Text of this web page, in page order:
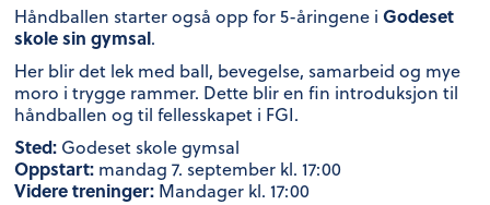
Håndballen starter også opp for 5-åringene iGodeset
skole sin gymsal.
Her blir det lek med ball, bevegelse, samarbeid og mye
moro i trygge rammer. Dette blir en fin introduksjon til
håndballen og til fellesskapet i FGI.
Sted: Godeset skole gymsal
Oppstart: mandag 7. september kl. 17:00
Videre treninger: Mandager kl. 17:00